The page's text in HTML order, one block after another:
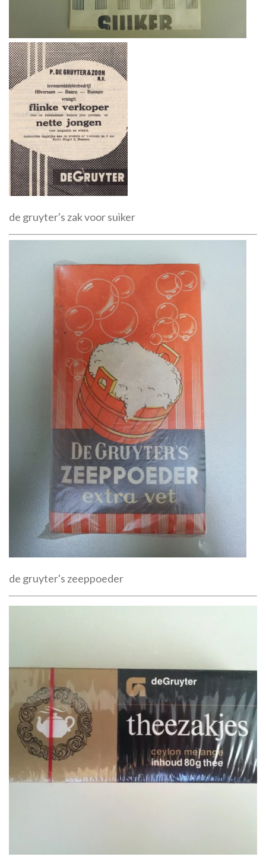
de gruyter's zak voor suiker
de gruyter's zeeppoeder